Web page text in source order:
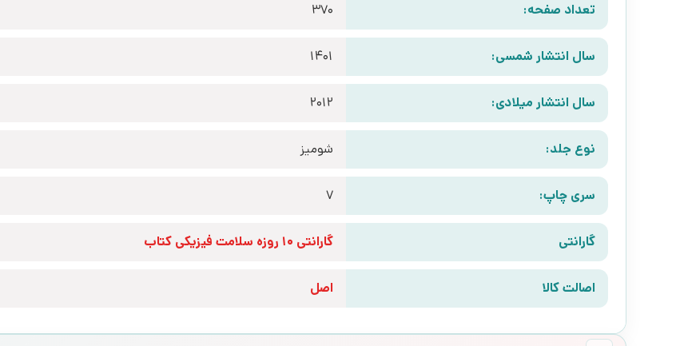
تعداد صفحه: 370
سال انتشار شمسی: 1401
سال انتشار میلادی: 2012
نوع جلد: شومیز
سری چاپ: 7
گارانتی گارانتی 10 روزه سلامت فیزیکی کتاب
اصالت کالا اصل